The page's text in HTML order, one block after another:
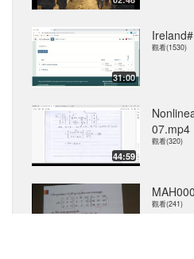
31:00
觀看(1530)
44:59
07.mp4
觀看(320)
觀看(241)